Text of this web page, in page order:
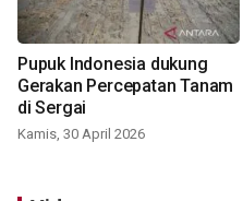
Pupuk Indonesia dukung
Gerakan Percepatan Tanam
di Sergai
Kamis, 30 April 2026